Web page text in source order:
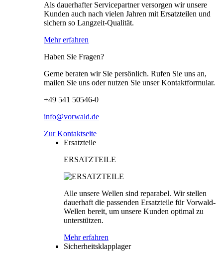
Als dauerhafter Servicepartner versorgen wir unsere
Kunden auch nach vielen Jahren mit Ersatzteilen und
sichern so Langzeit-Qualität.
Mehr erfahren
Haben Sie Fragen?
Gerne beraten wir Sie persönlich. Rufen Sie uns an,
mailen Sie uns oder nutzen Sie unser Kontaktformular.
+49 541 50546-0
info@vorwald.de
Zur Kontaktseite
Ersatzteile
ERSATZTEILE
Alle unsere Wellen sind reparabel. Wir stellen
dauerhaft die passenden Ersatzteile für Vorwald-
Wellen bereit, um unsere Kunden optimal zu
unterstützen.
Mehr erfahren
Sicherheitsklapplager